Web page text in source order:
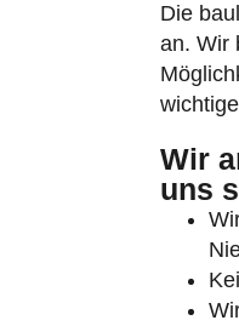
Umschalten auf hohe
Die
an. Wir
Wir
uns